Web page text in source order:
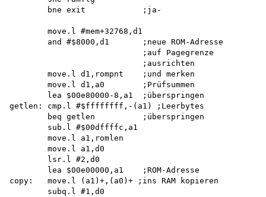
        bne exit            ;ja-
        move.l #mem+32768,d1
        and #$8000,d1       ;neue ROM-Adresse
                            ;auf Pagegrenze
                            ;ausrichten
        move.l d1,rompnt    ;und merken
        move.l d1,a0        ;Prüfsummen
        lea $00e80000-8,a1  ;überspringen
getlen: cmp.l #$ffffffff,-(a1) ;Leerbytes
        beq getlen          ;überspringen
        sub.l #$00dffffc,a1
        move.l a1,romlen
        move.l a1,d0
        lsr.l #2,d0
        lea $00e00000,a1    ;ROM-Adresse
copy:   move.l (a1)+,(a0)+ ;ins RAM kopieren
        subq.l #1,d0